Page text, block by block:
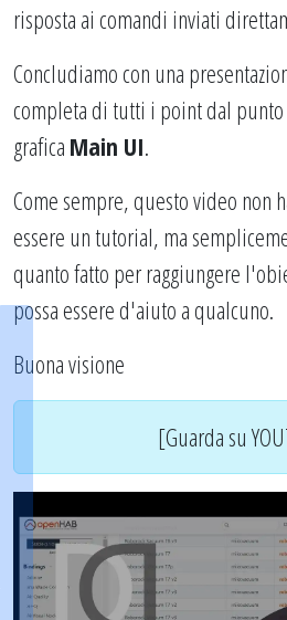
risposta ai comandi inviati
Concludiamo con una
completa di tutti i point dal
grafica Main UI.
Come sempre, questo video non
essere un tutorial, ma
quanto fatto per raggiungere
possa essere d'aiuto a qualcuno.
Buona visione
[Guarda su